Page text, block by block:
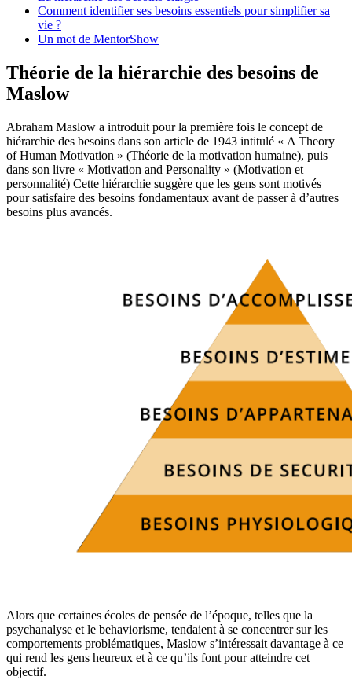
Comment identifier ses besoins essentiels pour simplifier sa
vie ?
Un mot de MentorShow
Théorie de la hiérarchie des besoins de
Maslow
Abraham Maslow a introduit pour la première fois le concept de
hiérarchie des besoins dans son article de 1943 intitulé « A Theory
of Human Motivation » (Théorie de la motivation humaine), puis
dans son livre « Motivation and Personality » (Motivation et
personnalité) Cette hiérarchie suggère que les gens sont motivés
pour satisfaire des besoins fondamentaux avant de passer à d’autres
besoins plus avancés.
Alors que certaines écoles de pensée de l’époque, telles que la
psychanalyse et le behaviorisme, tendaient à se concentrer sur les
comportements problématiques, Maslow s’intéressait davantage à ce
qui rend les gens heureux et à ce qu’ils font pour atteindre cet
objectif.